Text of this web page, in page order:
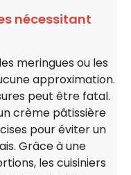
nécessitant
meringues ou les
approximation.
peut être fatal.
crème pâtissière
pour éviter un
Grâce à une
les cuisiniers